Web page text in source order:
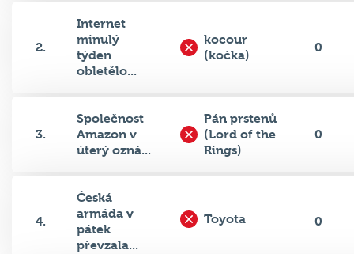
2.
Internet
minulý
týden
obletělo...
kocour
(kočka)
0
3.
Společnost
Amazon v
úterý ozná...
Pán prstenů
(Lord of the
Rings)
0
4.
Česká
armáda v
pátek
převzala...
Toyota 0